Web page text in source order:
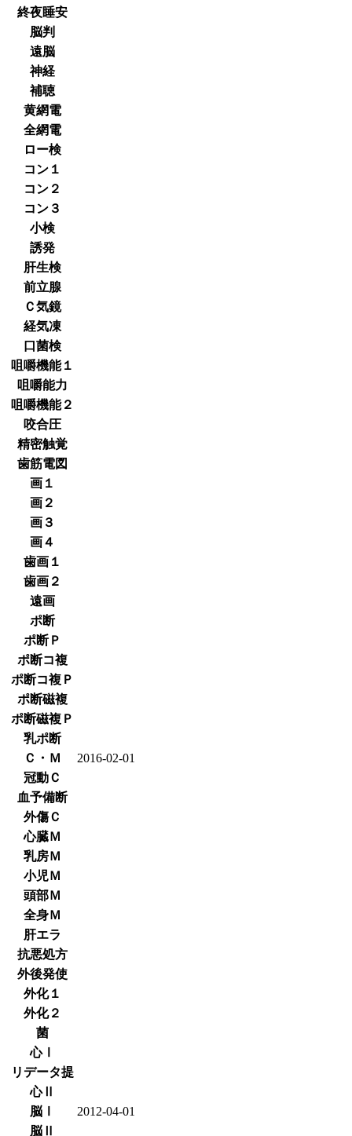
終夜睡安
脳判
遠脳
神経
補聴
黄網電
全網電
ロー検
コン１
コン２
コン３
小検
誘発
肝生検
前立腺
Ｃ気鏡
経気凍
口菌検
咀嚼機能１
咀嚼能力
咀嚼機能２
咬合圧
精密触覚
歯筋電図
画１
画２
画３
画４
歯画１
歯画２
遠画
ポ断
ポ断Ｐ
ポ断コ複
ポ断コ複Ｐ
ポ断磁複
ポ断磁複Ｐ
乳ポ断
Ｃ・Ｍ
2016-02-01
冠動Ｃ
血予備断
外傷Ｃ
心臓Ｍ
乳房Ｍ
小児Ｍ
頭部Ｍ
全身Ｍ
肝エラ
抗悪処方
外後発使
外化１
外化２
菌
心Ⅰ
リデータ提
心Ⅱ
脳Ⅰ
2012-04-01
脳Ⅱ